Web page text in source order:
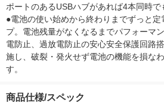
ポートのあるUSBハブがあれば4本同時で
●電池の使い始めから終わりまでずっと
プ。電池残量がなくなるまでパフォーマ
電防止、過放電防止の安心安全保護回路
施し、破裂・発火せず電池の機能を損な
す。
商品仕様/スペック